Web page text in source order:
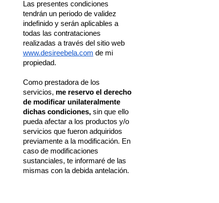
Las presentes condiciones
tendrán un periodo de validez
indefinido y serán aplicables a
todas las contrataciones
realizadas a través del sitio web
www.desireebela.com de mi
propiedad.
Como prestadora de los
servicios, me reservo el derecho
de modificar unilateralmente
dichas condiciones, sin que ello
pueda afectar a los productos y/o
servicios que fueron adquiridos
previamente a la modificación. En
caso de modificaciones
sustanciales, te informaré de las
mismas con la debida antelación.